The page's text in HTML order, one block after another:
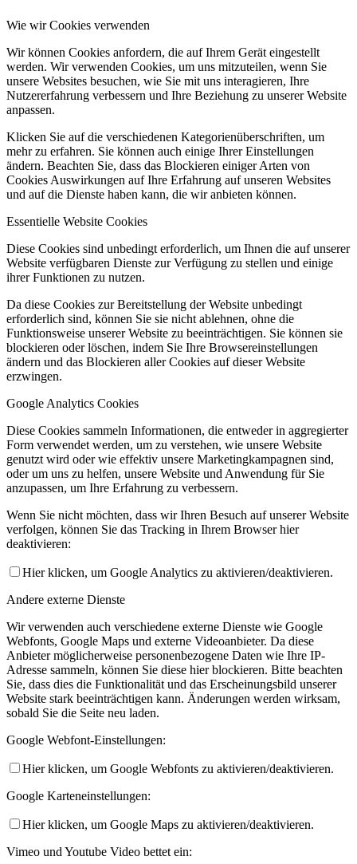
Wie wir Cookies verwenden
Wir können Cookies anfordern, die auf Ihrem Gerät eingestellt
werden. Wir verwenden Cookies, um uns mitzuteilen, wenn Sie
unsere Websites besuchen, wie Sie mit uns interagieren, Ihre
Nutzererfahrung verbessern und Ihre Beziehung zu unserer Website
anpassen.
Klicken Sie auf die verschiedenen Kategorienüberschriften, um
mehr zu erfahren. Sie können auch einige Ihrer Einstellungen
ändern. Beachten Sie, dass das Blockieren einiger Arten von
Cookies Auswirkungen auf Ihre Erfahrung auf unseren Websites
und auf die Dienste haben kann, die wir anbieten können.
Essentielle Website Cookies
Diese Cookies sind unbedingt erforderlich, um Ihnen die auf unserer
Website verfügbaren Dienste zur Verfügung zu stellen und einige
ihrer Funktionen zu nutzen.
Da diese Cookies zur Bereitstellung der Website unbedingt
erforderlich sind, können Sie sie nicht ablehnen, ohne die
Funktionsweise unserer Website zu beeinträchtigen. Sie können sie
blockieren oder löschen, indem Sie Ihre Browsereinstellungen
ändern und das Blockieren aller Cookies auf dieser Website
erzwingen.
Google Analytics Cookies
Diese Cookies sammeln Informationen, die entweder in aggregierter
Form verwendet werden, um zu verstehen, wie unsere Website
genutzt wird oder wie effektiv unsere Marketingkampagnen sind,
oder um uns zu helfen, unsere Website und Anwendung für Sie
anzupassen, um Ihre Erfahrung zu verbessern.
Wenn Sie nicht möchten, dass wir Ihren Besuch auf unserer Website
verfolgen, können Sie das Tracking in Ihrem Browser hier
deaktivieren:
Hier klicken, um Google Analytics zu aktivieren/deaktivieren.
Andere externe Dienste
Wir verwenden auch verschiedene externe Dienste wie Google
Webfonts, Google Maps und externe Videoanbieter. Da diese
Anbieter möglicherweise personenbezogene Daten wie Ihre IP-
Adresse sammeln, können Sie diese hier blockieren. Bitte beachten
Sie, dass dies die Funktionalität und das Erscheinungsbild unserer
Website stark beeinträchtigen kann. Änderungen werden wirksam,
sobald Sie die Seite neu laden.
Google Webfont-Einstellungen:
Hier klicken, um Google Webfonts zu aktivieren/deaktivieren.
Google Karteneinstellungen:
Hier klicken, um Google Maps zu aktivieren/deaktivieren.
Vimeo und Youtube Video bettet ein: